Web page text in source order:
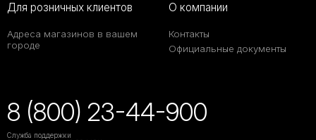
Для розничных клиентов
Адреса магазинов в вашем
городе
О компании
Контакты
Официальные документы
8 (800) 23-44-900
Служба поддержки